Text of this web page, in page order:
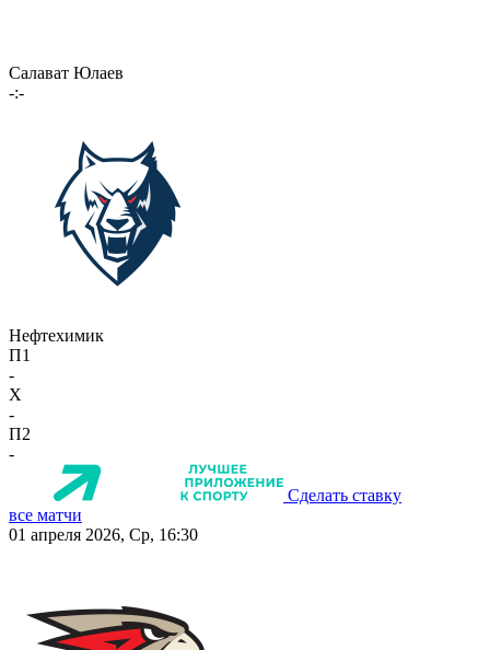
Салават Юлаев
-:-
Нефтехимик
П1
-
X
-
П2
-
Сделать ставку
все матчи
01 апреля 2026, Ср, 16:30